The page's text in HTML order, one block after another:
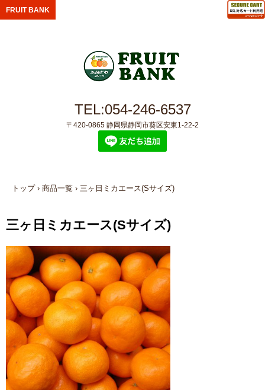
FRUIT BANK
TEL:054-246-6537
〒420-0865 静岡県静岡市葵区安東1-22-2
トップ › 商品一覧 › 三ヶ日ミカエース(Sサイズ)
三ヶ日ミカエース(Sサイズ)